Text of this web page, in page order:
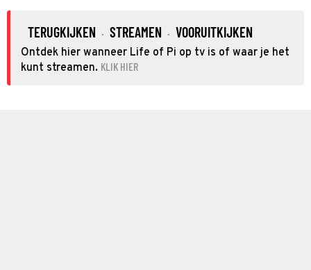
TERUGKIJKEN · STREAMEN · VOORUITKIJKEN
Ontdek hier wanneer Life of Pi op tv is of waar je het
kunt streamen. KLIK HIER